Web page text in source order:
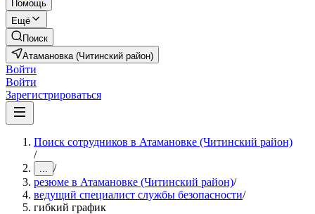
Помощь
Ещё
Поиск
Атамановка (Читинский район)
Войти
Войти
Зарегистрироваться
Поиск сотрудников в Атамановке (Читинский район)
/
... /
резюме в Атамановке (Читинский район)/
ведущий специалист службы безопасности/
гибкий график